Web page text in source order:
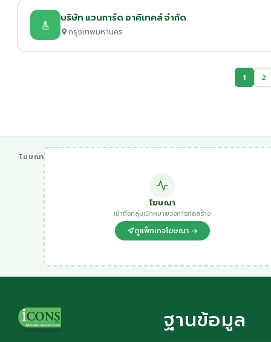
บริษัท แวนการ์ด อาคิเทคส์ จำกัด
กรุงเทพมหานคร
1 2
โฆษณา
โฆษณา
เข้าถึงกลุ่มเป้าหมายวงการก่อสร้าง
ดูแพ็กเกจโฆษณา →
ฐานข้อมูล